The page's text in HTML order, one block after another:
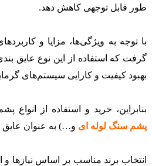
طور قابل توجهی کاهش دهد.
با توجه به ویژگی‌ها، مزایا و
گرفت که استفاده از این نوع عایق
بهبود کیفیت و کارایی سیستم‌های
بنابراین، خرید و استفاده از انواع
پشم سنگ لوله ای و…) به عنوان
انتخاب برند مناسب بر اساس نیازها